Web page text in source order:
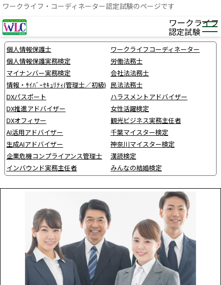
ワークライフ・コーディネーター認定試験のページです
ワークライ
認定試験
個人情報保護士
個人情報保護実務検定
マイナンバー実務検定
情報・ｻｲﾊﾞｰｾｷｭﾘﾃｨ(管理士／初級)
DXパスポート
DX推進アドバイザー
DXオフィサー
AI活用アドバイザー
生成AIアドバイザー
企業危機コンプライアンス管理士
インバウンド実務主任者
ワークライフコーディネーター
労働法務士
会社法法務士
民法法務士
ハラスメントアドバイザー
女性活躍検定
観光ビジネス実務主任者
千葉マイスター検定
神奈川マイスター検定
漢読検定
みんなの結婚検定